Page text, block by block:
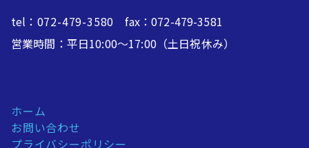
tel： 072-479-3580 fax：072-479-3581
営業時間：平日10:00～17:00（土日祝休み）
ホーム
お問い合わせ
プライバシーポリシー